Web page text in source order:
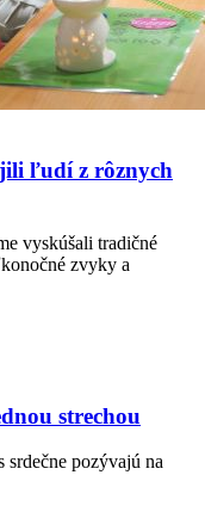
ľudí z rôznych
vyskúšali tradičné
zvyky a
strechou
pozývajú na